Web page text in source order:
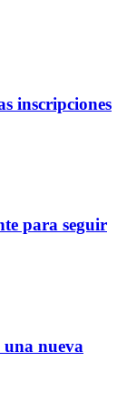
inscripciones
para seguir
nueva